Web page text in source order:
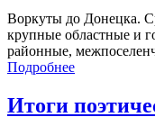
Воркуты до Донецка.
крупные областные и
районные,
Подробнее
Итоги